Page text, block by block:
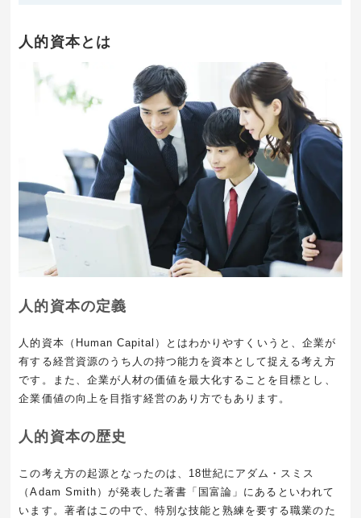
人的資本とは
人的資本の定義
人的資本（Human Capital）とはわかりやすくいうと、企業が
有する経営資源のうち人の持つ能力を資本として捉える考え方
です。また、企業が人材の価値を最大化することを目標とし、
企業価値の向上を目指す経営のあり方でもあります。
人的資本の歴史
この考え方の起源となったのは、18世紀にアダム・スミス
（Adam Smith）が発表した著書「国富論」にあるといわれて
います。著者はこの中で、特別な技能と熟練を要する職業のた